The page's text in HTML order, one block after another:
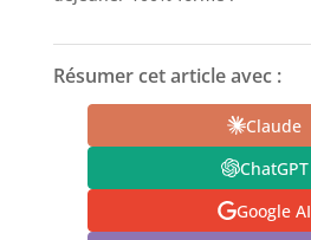
Résumer cet article avec :
Claude
ChatGPT
Google AI